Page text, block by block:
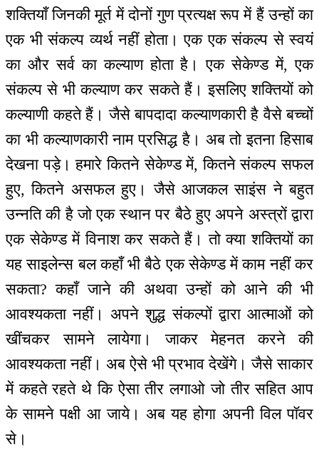
शक्तियाँ जिनकी मूर्त में दोनों गुण प्रत्यक्ष रूप में हैं उन्हों का
एक भी संकल्प व्यर्थ नहीं होता। एक एक संकल्प से स्वयं
का और सर्व का कल्याण होता है। एक सेकेण्ड में, एक
संकल्प से भी कल्याण कर सकते हैं। इसलिए शक्तियों को
कल्याणी कहते हैं। जैसे बापदादा कल्याणकारी है वैसे बच्चों
का भी कल्याणकारी नाम प्रसिद्ध है। अब तो इतना हिसाब
देखना पड़े। हमारे कितने सेकेण्ड में, कितने संकल्प सफल
हुए, कितने असफल हुए। जैसे आजकल साइंस ने बहुत
उन्नति की है जो एक स्थान पर बैठे हुए अपने अस्त्रों द्वारा
एक सेकेण्ड में विनाश कर सकते हैं। तो क्या शक्तियों का
यह साइलेन्स बल कहाँ भी बैठे एक सेकेण्ड में काम नहीं कर
सकता? कहाँ जाने की अथवा उन्हों को आने की भी
आवश्यकता नहीं। अपने शुद्ध संकल्पों द्वारा आत्माओं को
खींचकर सामने लायेगा। जाकर मेहनत करने की
आवश्यकता नहीं। अब ऐसे भी प्रभाव देखेंगे। जैसे साकार
में कहते रहते थे कि ऐसा तीर लगाओ जो तीर सहित आप
के सामने पक्षी आ जाये। अब यह होगा अपनी विल पॉवर
से।